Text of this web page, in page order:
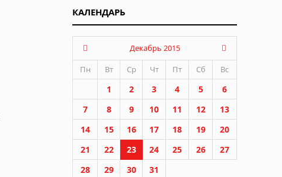
КАЛЕНДАРЬ
Декабрь 2015
Пн
Вт Ср Чт Пт Сб Вс
1 2 3 4 5
6
7
8 9 10 11 12
13
14
15 16 17 18 19
20
21
22 23 24 25 26
27
28
29 30 31